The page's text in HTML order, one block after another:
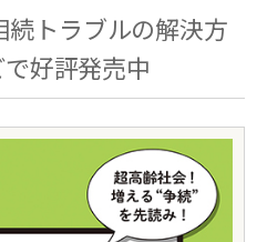
続トラブルの解決方
好評発売中